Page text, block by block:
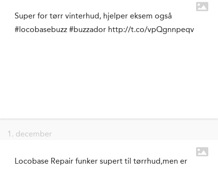
Super for tørr vinterhud, hjelper eksem også
#locobasebuzz #buzzador http://t.co/vpQgnnpeqv
1. december
Locobase Repair funker supert til tørrhud,men er